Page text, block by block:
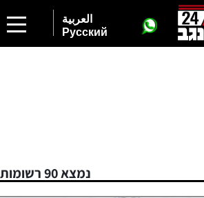
العربية
Русский
נמצא 90 רשומות